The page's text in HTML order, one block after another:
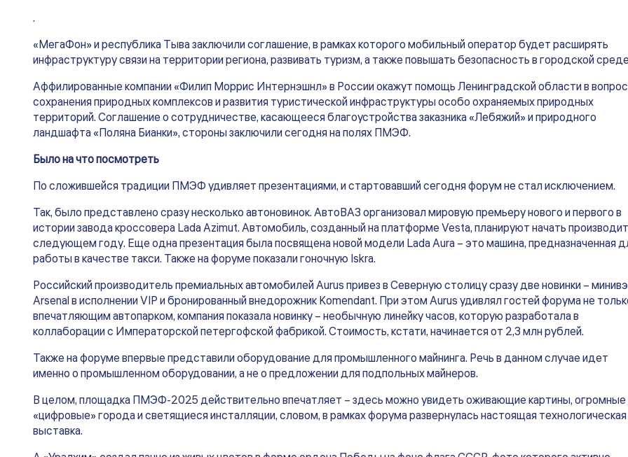
.
«МегаФон» и республика Тыва заключили соглашение, в рамках которого мобильный оператор будет расширять
инфраструктуру связи на территории региона, развивать туризм, а также повышать безопасность в городской
Аффилированные компании «Филип Моррис Интернэшнл» в России окажут помощь Ленинградской области в
сохранения природных комплексов и развития туристической инфраструктуры особо охраняемых природных
территорий. Соглашение о сотрудничестве, касающееся благоустройства заказника «Лебяжий» и природного
ландшафта «Поляна Бианки», стороны заключили сегодня на полях ПМЭФ.
Было на что посмотреть
По сложившейся традиции ПМЭФ удивляет презентациями, и стартовавший сегодня форум не стал исключением.
Так, было представлено сразу несколько автоновинок. АвтоВАЗ организовал мировую премьеру нового и первого в
истории завода кроссовера Lada Azimut. Автомобиль, созданный на платформе Vesta, планируют начать
следующем году. Еще одна презентация была посвящена новой модели Lada Aura – это машина, предназначенная
работы в качестве такси. Также на форуме показали гоночную Iskra.
Российский производитель премиальных автомобилей Aurus привез в Северную столицу сразу две новинки –
Arsenal в исполнении VIP и бронированный внедорожник Komendant. При этом Aurus удивлял гостей форума не
впечатляющим автопарком, компания показала новинку – необычную линейку часов, которую разработала в
коллаборации с Императорской петергофской фабрикой. Стоимость, кстати, начинается от 2,3 млн рублей.
Также на форуме впервые представили оборудование для промышленного майнинга. Речь в данном случае идет
именно о промышленном оборудовании, а не о предложении для подпольных майнеров.
В целом, площадка ПМЭФ-2025 действительно впечатляет – здесь можно увидеть оживающие картины, огромные
«цифровые» города и светящиеся инсталляции, словом, в рамках форума развернулась настоящая технологическая
выставка.